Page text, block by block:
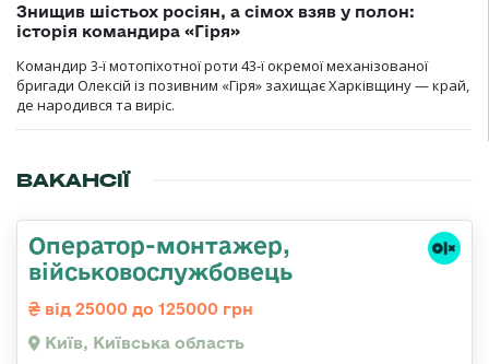
Знищив шістьох росіян, а сімох взяв у полон:
історія командира «Гіря»
Командир 3-ї мотопіхотної роти 43-ї окремої механізованої
бригади Олексій із позивним «Гіря» захищає Харківщину — край,
де народився та виріс.
ВАКАНСІЇ
Оператор-монтажер,
військовослужбовець
від 25000 до 125000 грн
Київ, Київська область